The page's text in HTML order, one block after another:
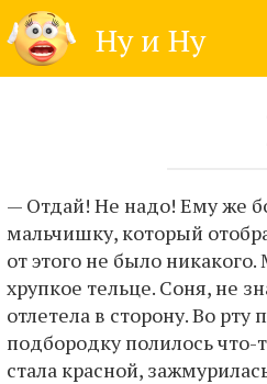
Ну и Ну
— Отдай! Не надо! Ему же
мальчишку, который
от этого не было
хрупкое тельце. Соня, не
отлетела в сторону. Во
подбородку полилось что-
стала красной,